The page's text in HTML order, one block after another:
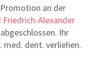
an der
Friedrich-Alexander
abgeschlossen. Ihr
dent. verliehen.